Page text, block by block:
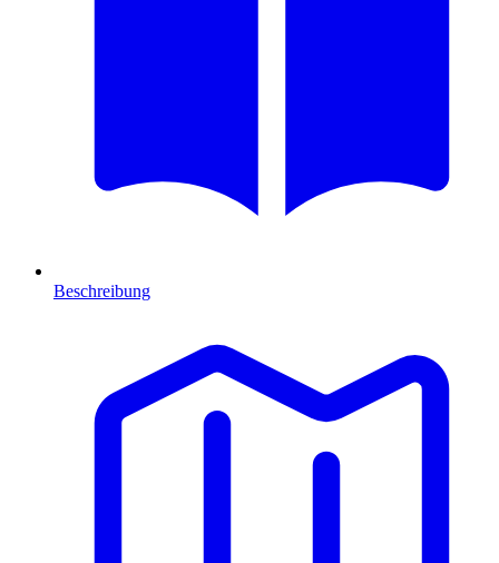
Beschreibung